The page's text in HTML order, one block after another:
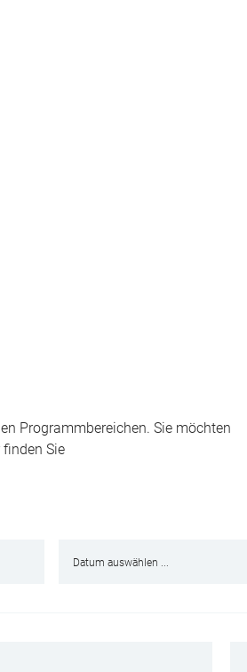
Programmbereichen. Sie möchten
finden Sie